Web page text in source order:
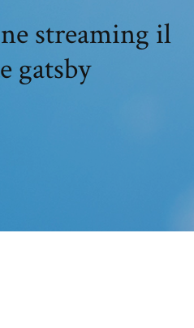
streaming il
gatsby